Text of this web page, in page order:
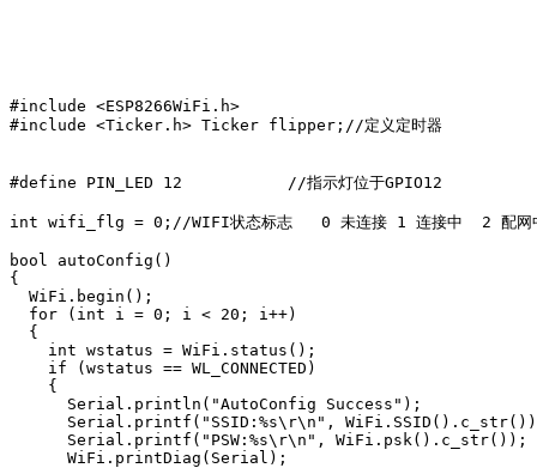
#include <ESP8266WiFi.h>
#include <Ticker.h> Ticker flipper;//定义定时器
#define PIN_LED 12           //指示灯位于GPIO12
int wifi_flg = 0;//WIFI状态标志   0 未连接 1 连接中  2 配网中
bool autoConfig()
{
  WiFi.begin();
  for (int i = 0; i < 20; i++)
  {
    int wstatus = WiFi.status();
    if (wstatus == WL_CONNECTED)
    {
      Serial.println("AutoConfig Success");
Serial.printf("SSID:%s\r\n",
      Serial.printf("PSW:%s\r\n", WiFi.psk().c_str());
      WiFi.printDiag(Serial);